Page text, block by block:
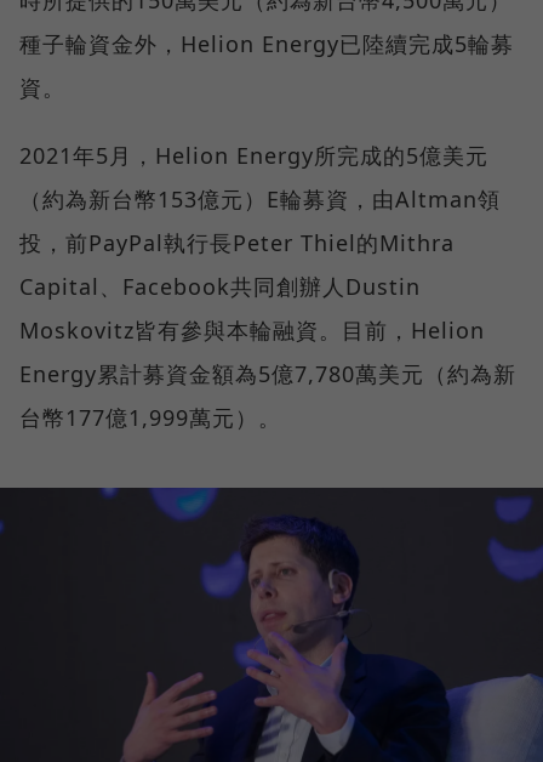
種子輪資金外，Helion Energy已陸續完成5輪募
資。
2021年5月，Helion Energy所完成的5億美元
（約為新台幣153億元）E輪募資，由Altman領
投，前PayPal執行長Peter Thiel的Mithra
Capital、Facebook共同創辦人Dustin
Moskovitz皆有參與本輪融資。目前，Helion
Energy累計募資金額為5億7,780萬美元（約為新
台幣177億1,999萬元）。